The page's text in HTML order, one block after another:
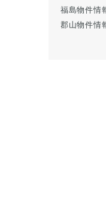
福島物件情
郡山物件情